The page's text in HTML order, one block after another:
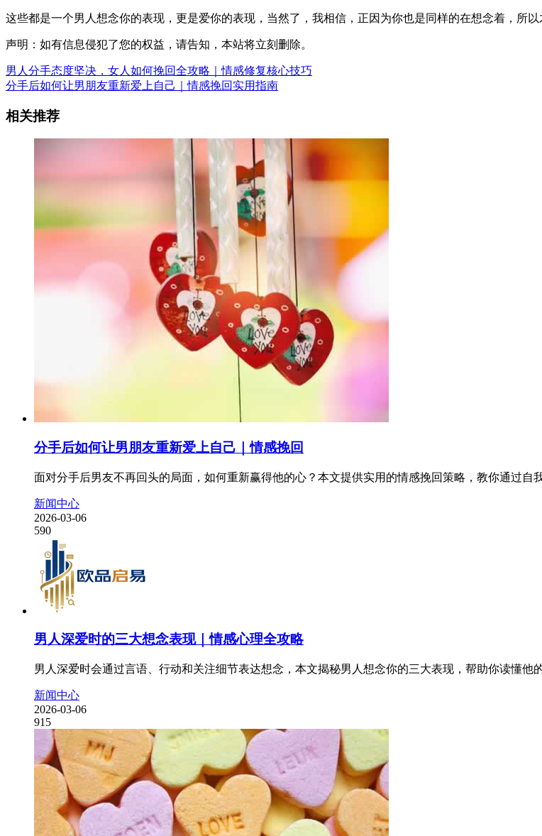
这些都是一个男人想念你的表现，更是爱你的表现，当然了，我相信，正因为你也是同样的在想念着，所以
声明：如有信息侵犯了您的权益，请告知，本站将立刻删除。
男人分手态度坚决，女人如何挽回全攻略｜情感修复核心技巧
分手后如何让男朋友重新爱上自己｜情感挽回实用指南
相关推荐
分手后如何让男朋友重新爱上自己｜情感挽回
面对分手后男友不再回头的局面，如何重新赢得他的心？本文提供实用的情感挽回策略，教你通过自
新闻中心
2026-03-06
590
男人深爱时的三大想念表现｜情感心理全攻略
男人深爱时会通过言语、行动和关注细节表达想念，本文揭秘男人想念你的三大表现，帮助你读懂他
新闻中心
2026-03-06
915